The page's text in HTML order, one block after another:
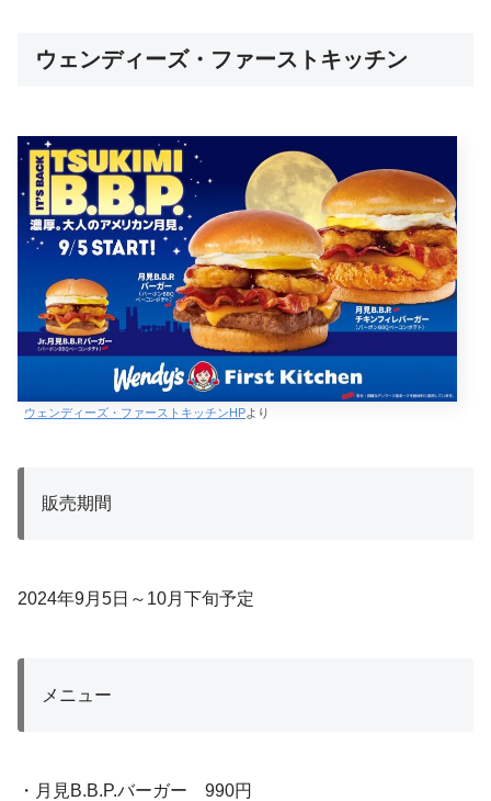
ウェンディーズ・ファーストキッチン
ウェンディーズ・ファーストキッチンHPより
販売期間
2024年9月5日～10月下旬予定
メニュー
・月見B.B.P.バーガー 990円